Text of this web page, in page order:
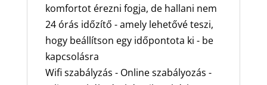
komfortot érezni fogja, de hallani nem
24 órás időzítő - amely lehetővé teszi,
hogy beállítson egy időpontota ki - be
kapcsolásra
Wifi szabályzás - Online szabályozás -